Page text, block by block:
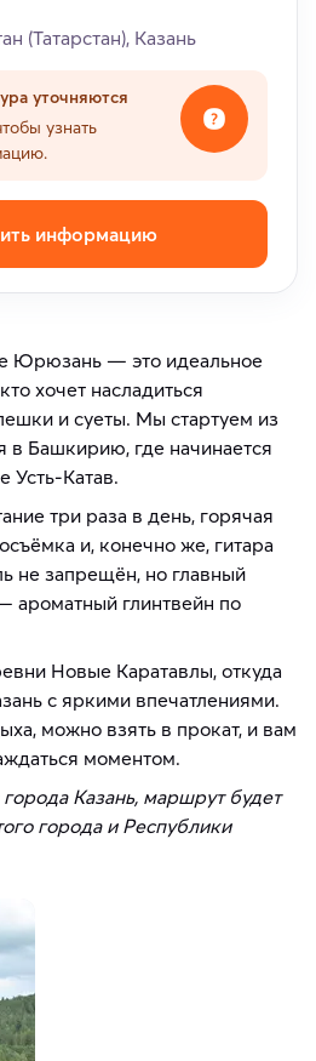
(Татарстан), Казань
уточняются
узнать
информацию
Юрюзань — это идеальное
хочет насладиться
и суеты. Мы стартуем из
в Башкирию, где начинается
Усть-Катав.
три раза в день, горячая
и, конечно же, гитара
не запрещён, но главный
ароматный глинтвейн по
Новые Каратавлы, откуда
с яркими впечатлениями.
можно взять в прокат, и вам
моментом.
Казань, маршрут будет
города и Республики